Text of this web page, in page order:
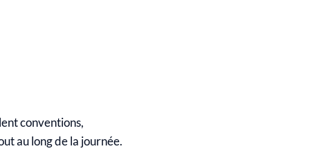
conventions,
au long de la journée.